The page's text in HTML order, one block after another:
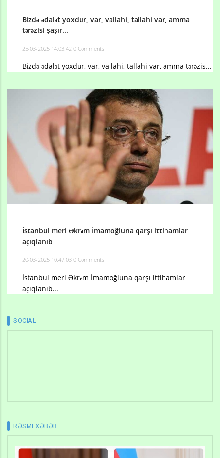
Bizdə ədalət yoxdur, var, vallahi, tallahi var, amma
tərəzisi şaşır...
25-03-2025 14:03:42 0 Comments
Bizdə ədalət yoxdur, var, vallahi, tallahi var, amma tərəzis...
İstanbul meri Əkrəm İmamoğluna qarşı ittihamlar
açıqlanıb
20-03-2025 10:47:03 0 Comments
İstanbul meri Əkrəm İmamoğluna qarşı ittihamlar
açıqlanıb...
SOCIAL
RƏSMI XƏBƏR